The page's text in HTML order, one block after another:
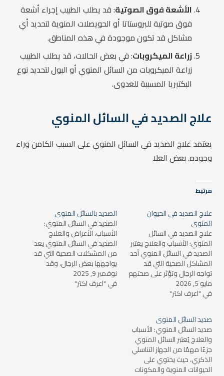
الأشعة فوق الصوتية: قد يطلب الطبيب إجراء أشعة
فوق صوتية للبروستاتا أو الحويصلات المنوية لتحديد أي
مشاكل قد تكون موجودة في هذه المناطق.
زراعة الميكروبات: في بعض الحالات، قد يطلب الطبيب
زراعة الميكروبات من السائل المنوي أو البول لتحديد نوع
البكتيريا المسببة للعدوى.
علاج الصديد في السائل المنوي
يعتمد علاج الصديد في السائل المنوي على السبب الكامن وراء
وجوده. بعض العلا
مرتبط
علاج الصديد فى الحيوان
المنوى
علاج الصديد في السائل
المنوي: الأسباب والعلاج يعتبر
الصديد في السائل المنوي أحد
المشاكل الصحية التي قد
تواجه الرجال وتؤثر على صحتهم
الإنجابية. ويحدث الصديد عندما
يحتوي السائل المنوي على
التهابات في الجهاز التناسلي أو
المسالك البولية. سنتناول في
هذا المقال أسباب الصديد في
السائل…
مايو 5, 2026
في "اعرف اكتر"
الصديد بالسائل المنوى
الصديد في السائل المنوي:
الأسباب، الأعراض والعلاج
الصديد في السائل المنوي يعد
من المشكلات الصحية التي قد
يواجهها بعض الرجال، وقد
يسبب قلقًا كبيرًا بسبب تأثيره
المحتمل على الصحة الإنجابية.
نوفمبر 9, 2025
في "اعرف اكتر"
صديد السائل المنوى
صديد السائل المنوي: الأسباب
والعلاج يُعتبر السائل المنوي
جزءًا مهمًا من الجهاز التناسلي
الذكري، حيث يحتوي على
الحيوانات المنوية والمكونات